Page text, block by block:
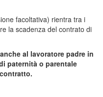
facoltativa) rientra tra i
la scadenza del contrato di
al lavoratore padre in
paternità o parentale